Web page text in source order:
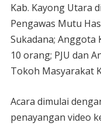
Kab. Kayong Utara
Pengawas Mutu
Sukadana; Anggota
10 orang; PJU dan
Tokoh Masyarakat
Acara dimulai
penayangan video